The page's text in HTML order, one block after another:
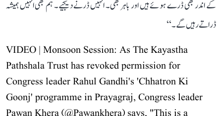
کے اندر بھی ڈرے ہوئے ہیں اور باہر بھی۔ انہیں ڈرنے دیجیے۔ ہم بھی انہیں ہمیشہ
ڈراتے رہیں گے۔‘‘
VIDEO | Monsoon Session: As The Kayastha
Pathshala Trust has revoked permission for
Congress leader Rahul Gandhi's 'Chhatron Ki
Goonj' programme in Prayagraj, Congress leader